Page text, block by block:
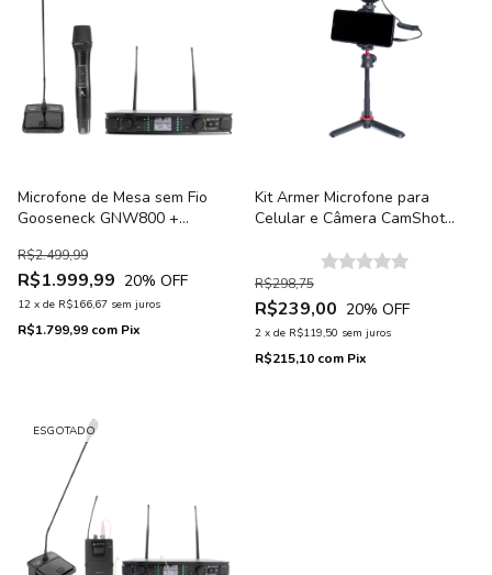
Microfone de Mesa sem Fio
Gooseneck GNW800 +
Armer AX800HT
R$1.999,99
R$2.499,99
20% OFF
12 x de R$166,67 sem juros
R$1.799,99 com Pix
Kit Armer Microfone para
Celular e Câmera CamShot
R$239,00
R$298,75
20% OFF
2 x de R$119,50 sem juros
R$215,10 com Pix
ESGOTADO